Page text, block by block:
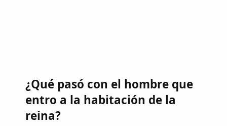
¿Qué pasó con el hombre que
entro a la habitación de la
reina?